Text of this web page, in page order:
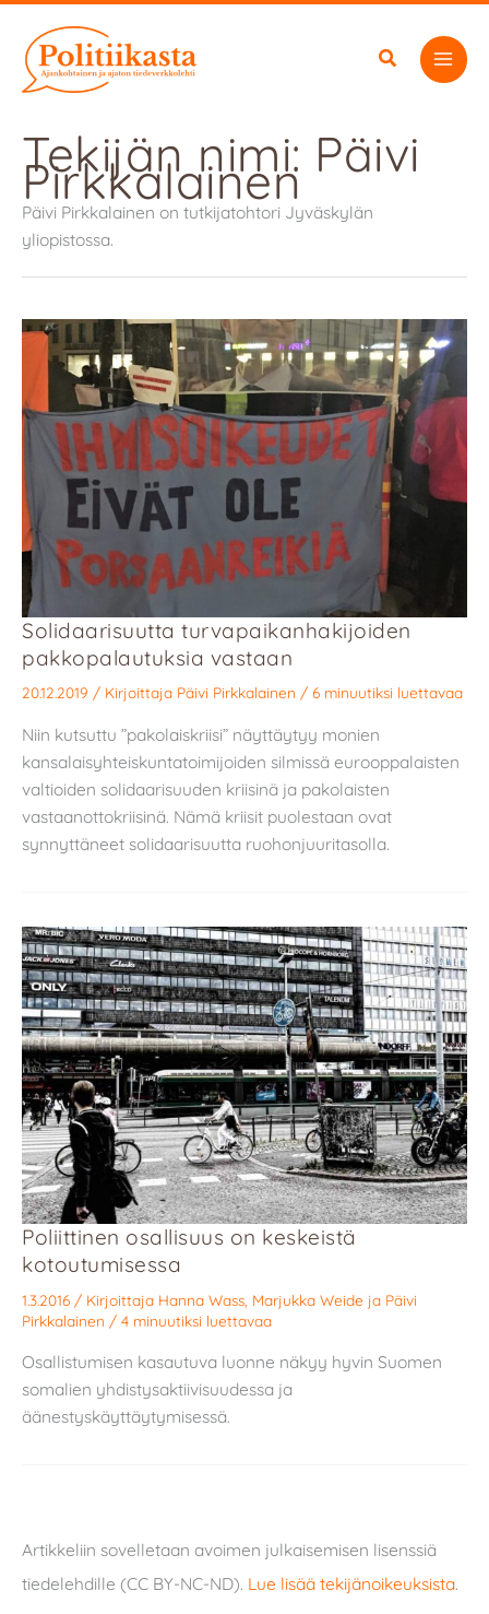
sisältöön
Tekijän nimi: Päivi
Pirkkalainen
Päivi Pirkkalainen on tutkijatohtori Jyväskylän
yliopistossa.
Solidaarisuutta turvapaikan­hakijoiden
pakko­palautuksia vastaan
20.12.2019 / Kirjoittaja Päivi Pirkkalainen / 6 minuutiksi luettavaa
Niin kutsuttu ”pakolaiskriisi” näyttäytyy monien
kansalaisyhteiskuntatoimijoiden silmissä eurooppalaisten
valtioiden solidaarisuuden kriisinä ja pakolaisten
vastaanottokriisinä. Nämä kriisit puolestaan ovat
synnyttäneet solidaarisuutta ruohonjuuritasolla.
Poliittinen osallisuus on keskeistä
kotoutumisessa
1.3.2016 / Kirjoittaja Hanna Wass Marjukka Weide ja Päivi
Pirkkalainen / 4 minuutiksi luettavaa
Osallistumisen kasautuva luonne näkyy hyvin Suomen
somalien yhdistysaktiivisuudessa ja
äänestyskäyttäytymisessä.
Artikkeliin sovelletaan avoimen julkaisemisen lisenssiä
tiedelehdille (CC BY-NC-ND). Lue lisää tekijänoikeuksista.